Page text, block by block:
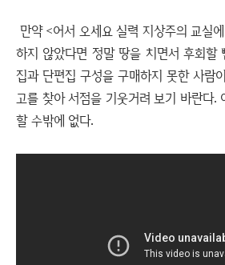
만약 <어서 오세요 실력 지상주의 교실
하지 않았다면 정말 땅을 치면서 후회할
집과 단편집 구성을 구매하지 못한 사람
고를 찾아 서점을 기웃거려 보기 바란다
할 수밖에 없다.